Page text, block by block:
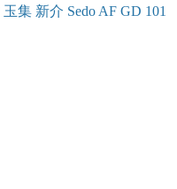
玉集 新介 Sedo AF GD 101